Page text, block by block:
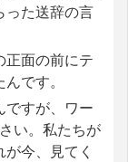
った送辞の言
正面の前にテ
です。
ですが、ワー
い。私たちが
今、見てく